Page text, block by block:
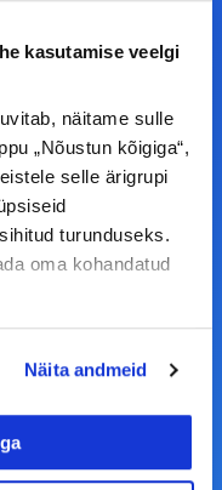
kasutamise veelgi
näitame sulle
„Nõustun kõigiga“,
selle ärigrupi
turunduseks.
oma kohandatud
Näita andmeid
julgelt ühendust.
Y
o
u
t
u
b
e